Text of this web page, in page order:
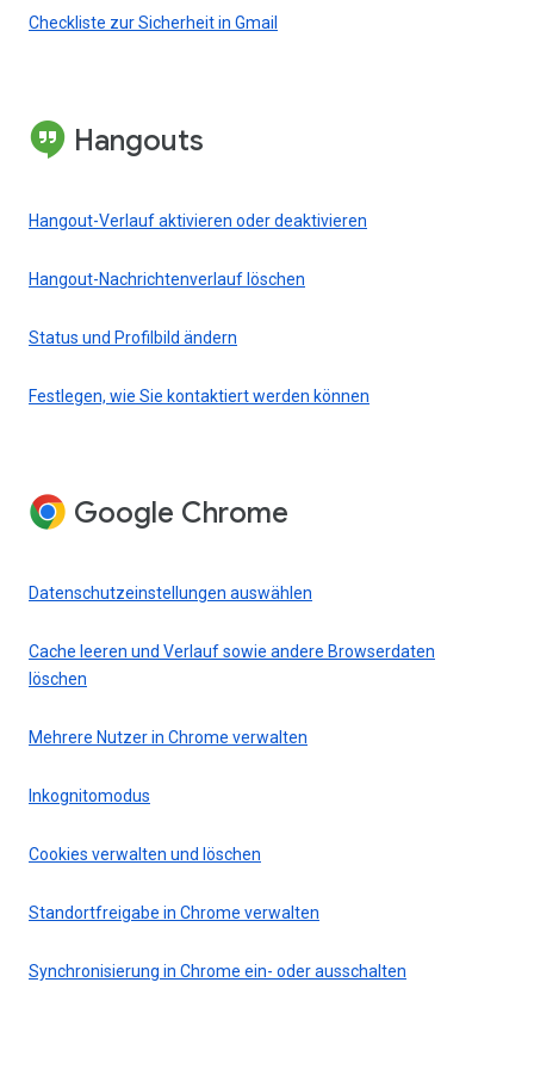
Checkliste zur Sicherheit in Gmail
Hangouts
Hangout-Verlauf aktivieren oder deaktivieren
Hangout-Nachrichtenverlauf löschen
Status und Profilbild ändern
Festlegen, wie Sie kontaktiert werden können
Google Chrome
Datenschutzeinstellungen auswählen
Cache leeren und Verlauf sowie andere Browserdaten
löschen
Mehrere Nutzer in Chrome verwalten
Inkognitomodus
Cookies verwalten und löschen
Standortfreigabe in Chrome verwalten
Synchronisierung in Chrome ein- oder ausschalten